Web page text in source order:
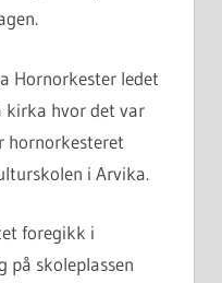
Hornorkester ledet
kirka hvor det var
hornorkesteret
i Arvika.
foregikk i
på skoleplassen